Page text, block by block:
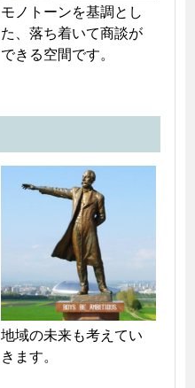
モノトーンを基調とし
た、落ち着いて商談が
できる空間です。
地域の未来も考えてい
きます。